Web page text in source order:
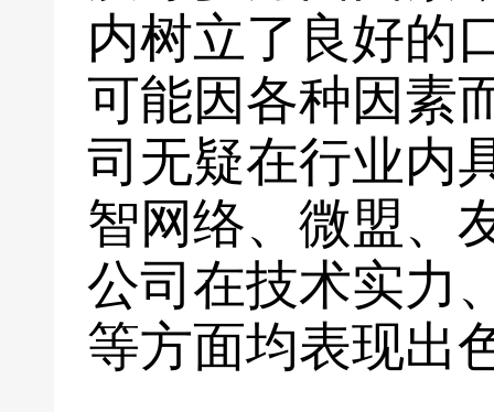
内树立了良好的
可能因各种因素
司无疑在行业内
智网络、微盟、
公司在技术实力
等方面均表现出